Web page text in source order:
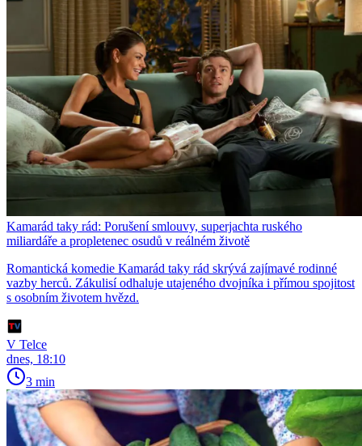
Kamarád taky rád: Porušení smlouvy, superjachta ruského
miliardáře a propletenec osudů v reálném životě
Romantická komedie Kamarád taky rád skrývá zajímavé rodinné
vazby herců. Zákulisí odhaluje utajeného dvojníka i přímou spojitost
s osobním životem hvězd.
V Telce
dnes, 18:10
3 min